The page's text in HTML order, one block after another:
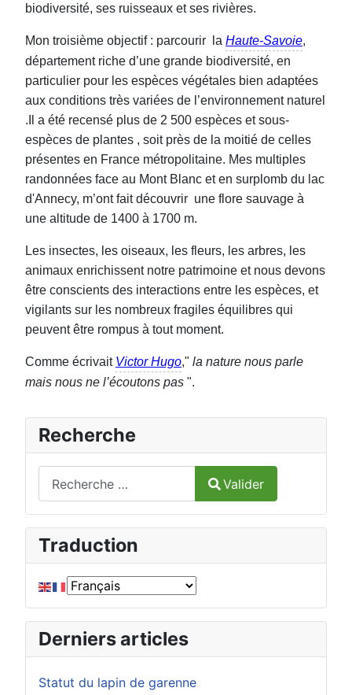
biodiversité, ses ruisseaux et ses rivières.
Mon troisième objectif : parcourir la Haute-Savoie,
département riche d’une grande biodiversité, en
particulier pour les espèces végétales bien adaptées
aux conditions très variées de l’environnement naturel
.Il a été recensé plus de 2 500 espèces et sous-
espèces de plantes , soit près de la moitié de celles
présentes en France métropolitaine. Mes multiples
randonnées face au Mont Blanc et en surplomb du lac
d'Annecy, m’ont fait découvrir une flore sauvage à
une altitude de 1400 à 1700 m.
Les insectes, les oiseaux, les fleurs, les arbres, les
animaux enrichissent notre patrimoine et nous devons
être conscients des interactions entre les espèces, et
vigilants sur les nombreux fragiles équilibres qui
peuvent être rompus à tout moment.
Comme écrivait Victor Hugo," la nature nous parle
mais nous ne l’écoutons pas ".
Recherche
Type 2 or more characters for results.
Valider
Traduction
Derniers articles
Statut du lapin de garenne